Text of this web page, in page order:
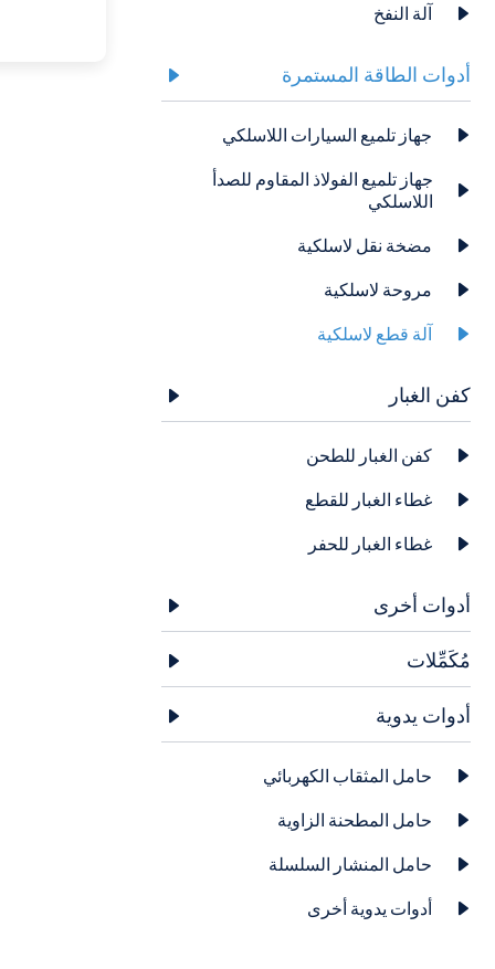
 آلة النفخ
أدوات الطاقة المستمرة 
 جهاز تلميع السيارات اللاسلكي

جهاز تلميع الفولاذ المقاوم للصدأ
اللاسلكي
 مضخة نقل لاسلكية
 مروحة لاسلكية
 آلة قطع لاسلكية
كفن الغبار 
 كفن الغبار للطحن
 غطاء الغبار للقطع
 غطاء الغبار للحفر
أدوات أخرى 
مُكَمِّلات 
أدوات يدوية 
 حامل المثقاب الكهربائي
 حامل المطحنة الزاوية
 حامل المنشار السلسلة
 أدوات يدوية أخرى